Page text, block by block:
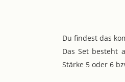
Du findest das
Das Set besteht
Stärke 5 oder 6